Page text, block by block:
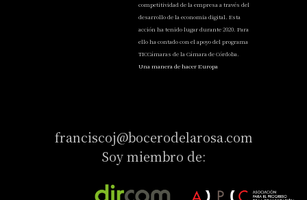
competitividad de la empresa a través del
desarrollo de la economía digital. Esta
acción ha tenido lugar durante 2020. Para
ello ha contado con el apoyo del programa
TICCámaras de la Cámara de Córdoba.
Una manera de hacer Europa
franciscoj@bocerodelarosa.com
Soy miembro de: